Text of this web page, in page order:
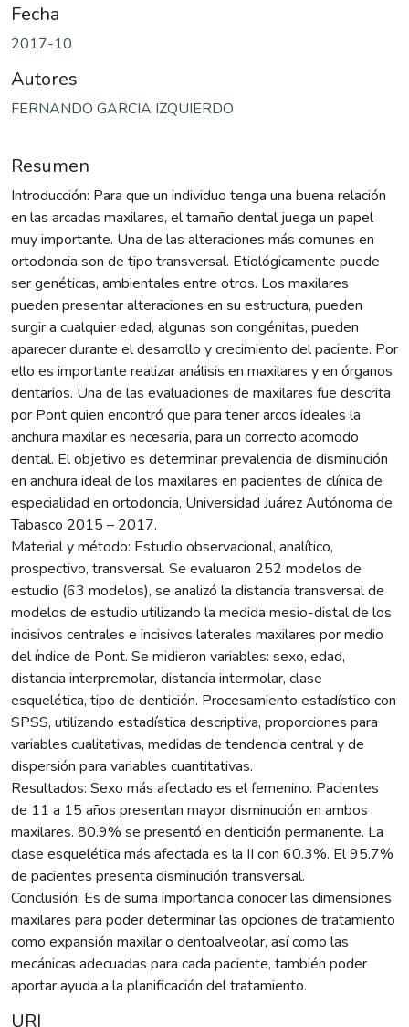
Fecha
2017-10
Autores
FERNANDO GARCIA IZQUIERDO
Resumen
Introducción: Para que un individuo tenga una buena relación
en las arcadas maxilares, el tamaño dental juega un papel
muy importante. Una de las alteraciones más comunes en
ortodoncia son de tipo transversal. Etiológicamente puede
ser genéticas, ambientales entre otros. Los maxilares
pueden presentar alteraciones en su estructura, pueden
surgir a cualquier edad, algunas son congénitas, pueden
aparecer durante el desarrollo y crecimiento del paciente. Por
ello es importante realizar análisis en maxilares y en órganos
dentarios. Una de las evaluaciones de maxilares fue descrita
por Pont quien encontró que para tener arcos ideales la
anchura maxilar es necesaria, para un correcto acomodo
dental. El objetivo es determinar prevalencia de disminución
en anchura ideal de los maxilares en pacientes de clínica de
especialidad en ortodoncia, Universidad Juárez Autónoma de
Tabasco 2015 – 2017.
Material y método: Estudio observacional, analítico,
prospectivo, transversal. Se evaluaron 252 modelos de
estudio (63 modelos), se analizó la distancia transversal de
modelos de estudio utilizando la medida mesio-distal de los
incisivos centrales e incisivos laterales maxilares por medio
del índice de Pont. Se midieron variables: sexo, edad,
distancia interpremolar, distancia intermolar, clase
esquelética, tipo de dentición. Procesamiento estadístico con
SPSS, utilizando estadística descriptiva, proporciones para
variables cualitativas, medidas de tendencia central y de
dispersión para variables cuantitativas.
Resultados: Sexo más afectado es el femenino. Pacientes
de 11 a 15 años presentan mayor disminución en ambos
maxilares. 80.9% se presentó en dentición permanente. La
clase esquelética más afectada es la II con 60.3%. El 95.7%
de pacientes presenta disminución transversal.
Conclusión: Es de suma importancia conocer las dimensiones
maxilares para poder determinar las opciones de tratamiento
como expansión maxilar o dentoalveolar, así como las
mecánicas adecuadas para cada paciente, también poder
aportar ayuda a la planificación del tratamiento.
URI